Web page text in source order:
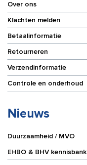
Over ons
Klachten melden
Betaalinformatie
Retourneren
Verzendinformatie
Controle en onderhoud
Nieuws
Duurzaamheid / MVO
EHBO & BHV kennisbank